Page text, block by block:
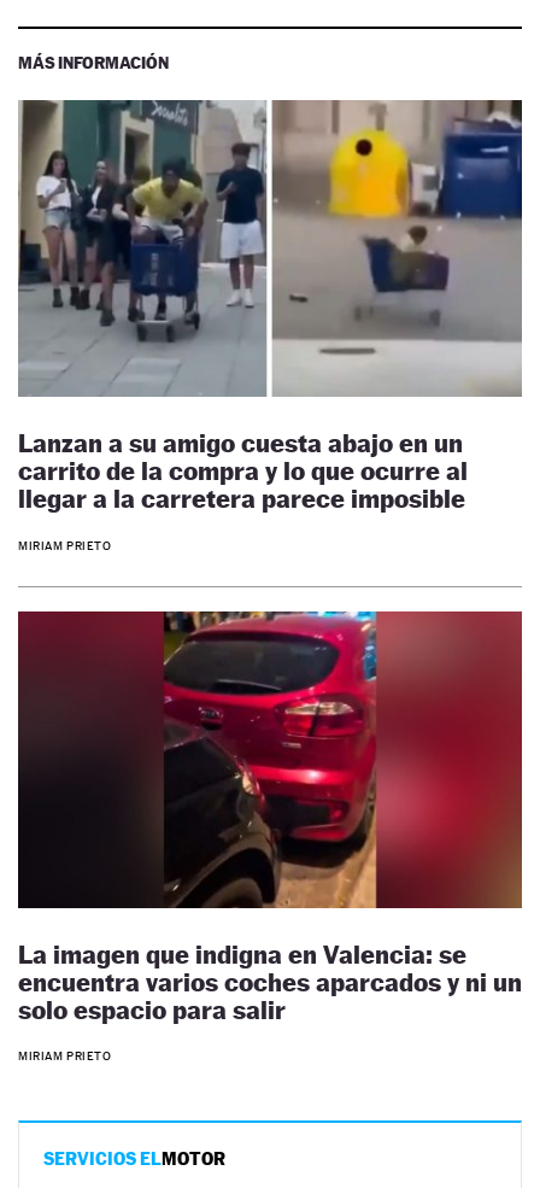
MÁS INFORMACIÓN
Lanzan a su amigo cuesta abajo en un
carrito de la compra y lo que ocurre al
llegar a la carretera parece imposible
MIRIAM PRIETO
La imagen que indigna en Valencia: se
encuentra varios coches aparcados y ni un
solo espacio para salir
MIRIAM PRIETO
SERVICIOS ELMOTOR